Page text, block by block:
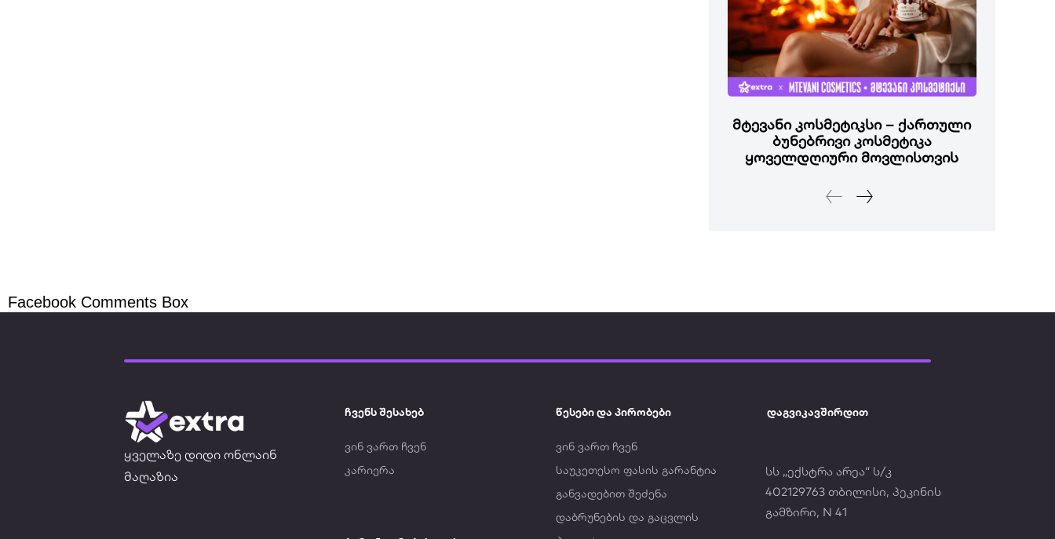
მტევანი კოსმეტიკსი – ქართული
ბუნებრივი კოსმეტიკა
ყოველდღიური მოვლისთვის
Facebook Comments Box
ყველაზე დიდი ონლაინ
მაღაზია
ჩვენს შესახებ
ვინ ვართ ჩვენ
კარიერა
წესები და პირობები
ვინ ვართ ჩვენ
საუკეთესო ფასის გარანტია
განვადებით შეძენა
დაბრუნების და გაცვლის
დაგვიკავშირდით
სს „ექსტრა არეა“ ს/კ
402129763 თბილისი, პეკინის
გამზირი, N 41